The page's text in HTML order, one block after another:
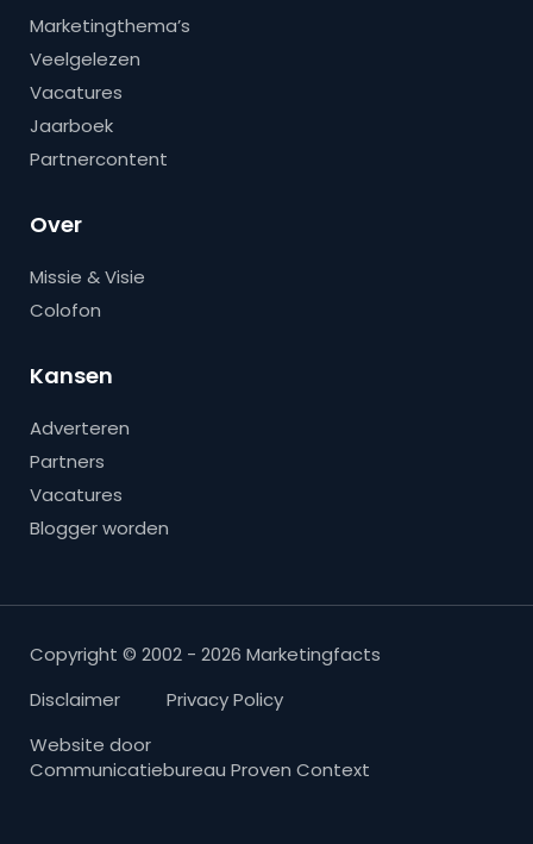
Marketingthema’s
Veelgelezen
Vacatures
Jaarboek
Partnercontent
Over
Missie & Visie
Colofon
Kansen
Adverteren
Partners
Vacatures
Blogger worden
Copyright © 2002 - 2026 Marketingfacts
Disclaimer
Privacy Policy
Website door
Communicatiebureau Proven Context